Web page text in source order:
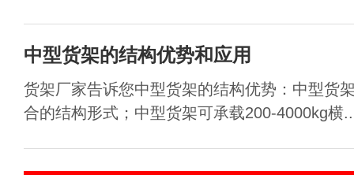
中型货架的结构优势和应用
货架厂家告诉您中型货架的结构优势：中型货
合的结构形式；中型货架可承载200-4000kg横